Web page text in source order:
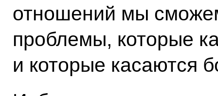
отношений мы
проблемы, которые
и которые касаются